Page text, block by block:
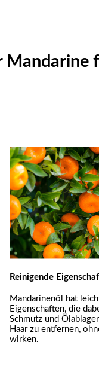
Reinigende
Mandarinenöl hat
Eigenschaften, die
Schmutz und
Haar zu entfernen,
wirken.